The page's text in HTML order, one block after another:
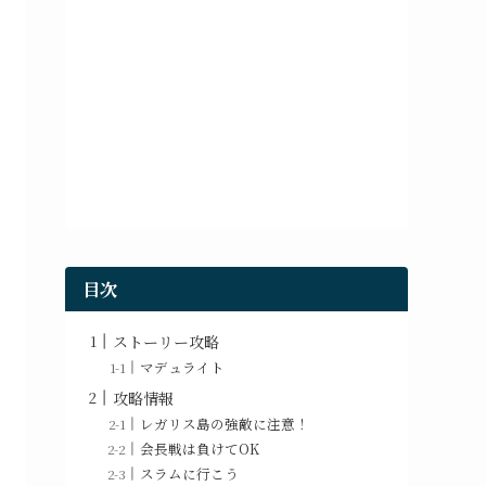
目次
ストーリー攻略
マデュライト
攻略情報
レガリス島の強敵に注意！
会長戦は負けてOK
スラムに行こう